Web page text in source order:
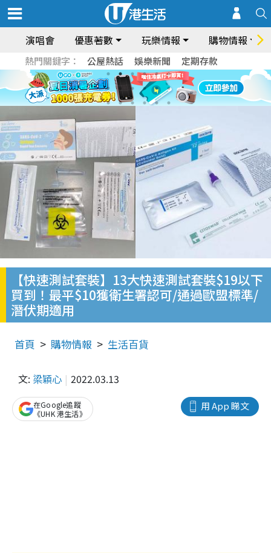
演唱會 優惠著數 玩樂情報 購物情報
熱門關鍵字： 公屋熱話 娛樂新聞 定期存款
【快速測試套裝】13大快速測試套裝$19以下
買到！最平$10獲衛生署認可/通過歐盟標準/
潛伏期適用
首頁 購物情報 生活百貨
文: 梁穎心 2022.03.13
用 App 睇文
在Google追蹤
《UHK 港生活》